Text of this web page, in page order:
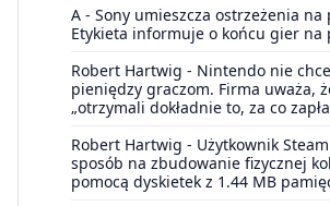
A - Sony umieszcza ostrzeżenia na
Etykieta informuje o końcu gier na
Robert Hartwig - Nintendo nie
pieniędzy graczom. Firma uważa,
„otrzymali dokładnie to, za co
Robert Hartwig - Użytkownik
sposób na zbudowanie fizycznej
pomocą dyskietek z 1.44 MB